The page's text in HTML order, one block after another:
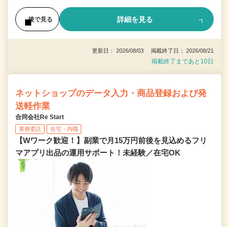
後で見る 詳細を見る
更新日： 2026/08/03 掲載終了日： 2026/08/21
掲載終了まであと10日
ネットショップのデータ入力・商品登録および発
送軽作業
合同会社Re Start
業務委託 在宅・内職
【Wワーク歓迎！】副業で月15万円前後を見込めるフリ
マアプリ出品の運用サポート！未経験／在宅OK